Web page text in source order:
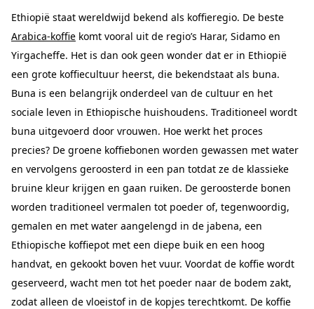
Ethiopië staat wereldwijd bekend als koffieregio. De beste
Arabica-koffie komt vooral uit de regio’s Harar, Sidamo en
Yirgacheffe. Het is dan ook geen wonder dat er in Ethiopië
een grote koffiecultuur heerst, die bekendstaat als buna.
Buna is een belangrijk onderdeel van de cultuur en het
sociale leven in Ethiopische huishoudens. Traditioneel wordt
buna uitgevoerd door vrouwen. Hoe werkt het proces
precies? De groene koffiebonen worden gewassen met water
en vervolgens geroosterd in een pan totdat ze de klassieke
bruine kleur krijgen en gaan ruiken. De geroosterde bonen
worden traditioneel vermalen tot poeder of, tegenwoordig,
gemalen en met water aangelengd in de jabena, een
Ethiopische koffiepot met een diepe buik en een hoog
handvat, en gekookt boven het vuur. Voordat de koffie wordt
geserveerd, wacht men tot het poeder naar de bodem zakt,
zodat alleen de vloeistof in de kopjes terechtkomt. De koffie